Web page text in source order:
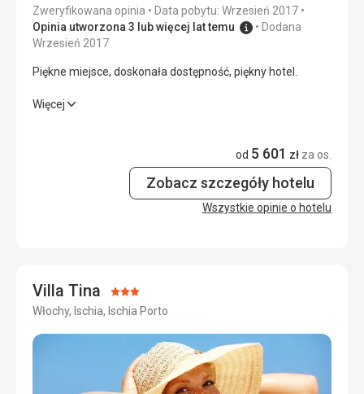
Zakwaterowanie 5,0
Okolica
Usługi
Cena
Zweryfikowana opinia
Data pobytu: Wrzesień 2017
Opinia utworzona 3 lub więcej lat temu
Dodana
Wrzesień 2017
Piękne miejsce, doskonała dostępność, piękny hotel.
Piękne miejsce, doskonała dostępność, piękny hotel.
5,0/ 5
5,0/ 5
Plaża
Plaża dość mała, większych plaż tutaj nie ma,
korzystaliśmy raczej z hotelowych basenów termalnych
lub z możliwości wyjazdu do fantastycznych parków
termalnych na wyspie.
Więcej
od 5 601 zł za os.
Zobacz szczegóły hotelu
Wszystkie opinie o hotelu
Villa Tina Ocena:
3/5
Włochy, Ischia, Ischia Porto